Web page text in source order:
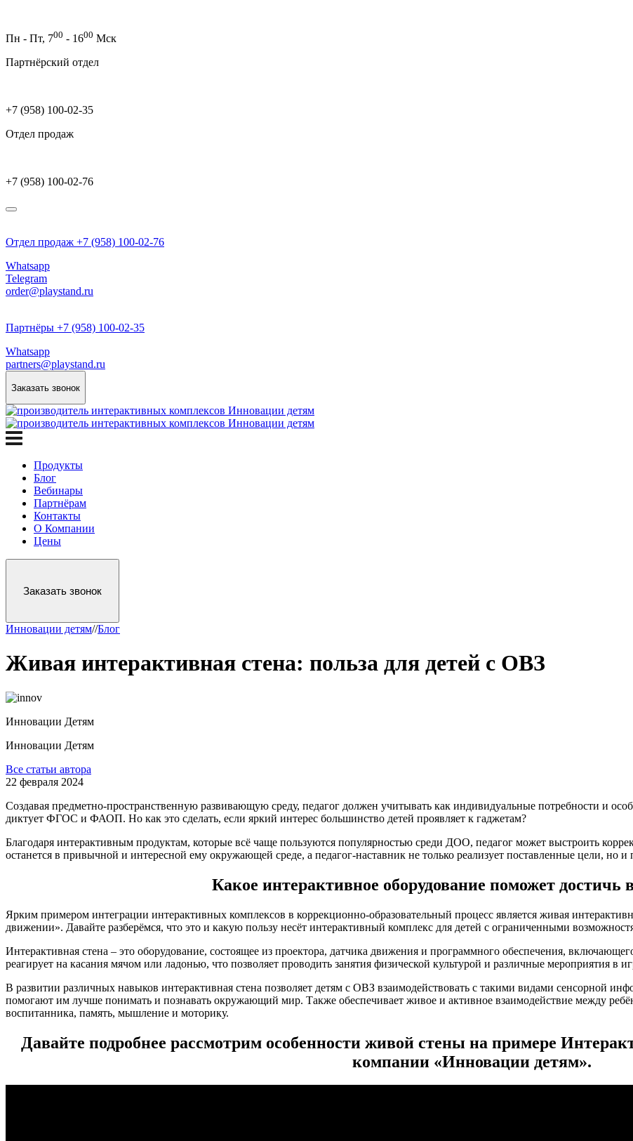
Пн - Пт, 700 - 1600 Мск
Партнёрский отдел
+7 (958) 100-02-35
Отдел продаж
+7 (958) 100-02-76
Отдел продаж +7 (958) 100-02-76
Whatsapp
Telegram
order@playstand.ru
Партнёры +7 (958) 100-02-35
Whatsapp
partners@playstand.ru
Заказать звонок
Продукты
Блог
Вебинары
Партнёрам
Контакты
О Компании
Цены
Заказать звонок
Инновации детям//Блог
Живая интерактивная стена: польза для детей с ОВЗ
Инновации Детям
Инновации Детям
Все статьи автора
22 февраля 2024
Создавая предметно-пространственную развивающую среду, педагог должен учитывать как индивидуальные потребности и
диктует ФГОС и ФАОП. Но как это сделать, если яркий интерес большинство детей проявляет к гаджетам?
Благодаря интерактивным продуктам, которые всё чаще пользуются популярностью среди ДОО, педагог может выстроить
останется в привычной и интересной ему окружающей среде, а педагог-наставник не только реализует поставленные цели, но и
Какое интерактивное оборудование поможет достичь
Ярким примером интеграции интерактивных комплексов в коррекционно-образовательный процесс является живая
движении». Давайте разберёмся, что это и какую пользу несёт интерактивный комплекс для детей с ограниченными
Интерактивная стена – это оборудование, состоящее из проектора, датчика движения и программного обеспечения,
реагирует на касания мячом или ладонью, что позволяет проводить занятия физической культурой и различные мероприятия в
В развитии различных навыков интерактивная стена позволяет детям с ОВЗ взаимодействовать с такими видами сенсорной
помогают им лучше понимать и познавать окружающий мир. Также обеспечивает живое и активное взаимодействие между
воспитанника, память, мышление и моторику.
Давайте подробнее рассмотрим особенности живой стены на примере
компании «Инновации детям».